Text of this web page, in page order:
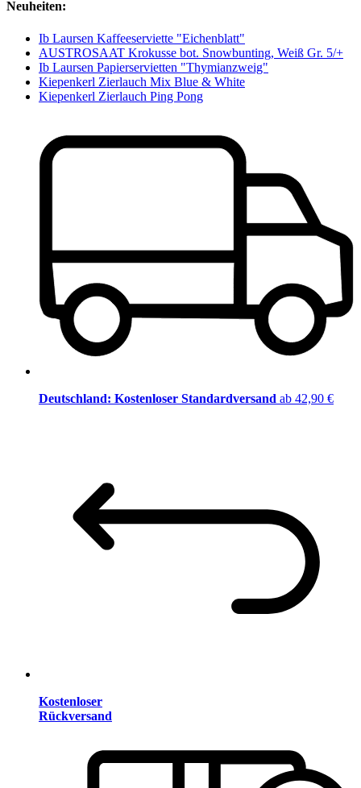
Neuheiten:
Ib Laursen Kaffeeserviette "Eichenblatt"
AUSTROSAAT Krokusse bot. Snowbunting, Weiß Gr. 5/+
Ib Laursen Papierservietten "Thymianzweig"
Kiepenkerl Zierlauch Mix Blue & White
Kiepenkerl Zierlauch Ping Pong
Deutschland: Kostenloser Standardversand ab 42,90 €
Kostenloser
Rückversand